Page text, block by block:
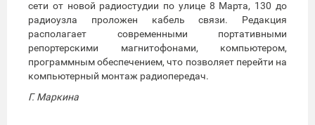
сети от новой радиостудии по улице 8 Марта, 130 до
радиоузла проложен кабель связи. Редакция
располагает современными портативными
репортерскими магнитофонами, компьютером,
программным обеспечением, что позволяет перейти на
компьютерный монтаж радиопередач.
Г. Маркина